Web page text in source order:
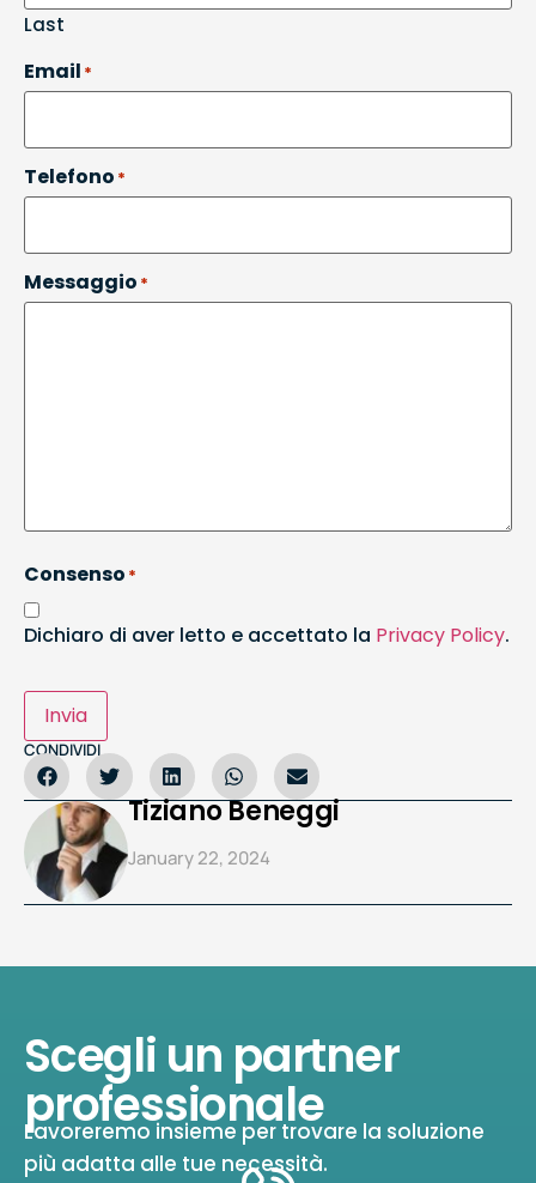
Last
Email *
Telefono *
Messaggio *
Consenso *
Dichiaro di aver letto e accettato la Privacy Policy.
Invia
CONDIVIDI
Tiziano Beneggi
January 22, 2024
Scegli un partner
professionale
Lavoreremo insieme per trovare la soluzione
più adatta alle tue necessità.